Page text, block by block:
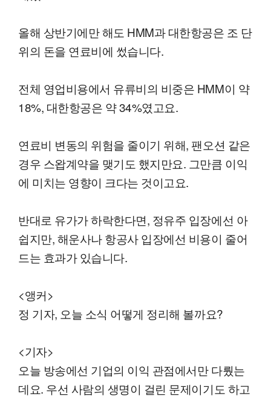
올해 상반기에만 해도 HMM과 대한항공은 조 단
위의 돈을 연료비에 썼습니다.
전체 영업비용에서 유류비의 비중은 HMM이 약
18%, 대한항공은 약 34%였고요.
연료비 변동의 위험을 줄이기 위해, 팬오션 같은
경우 스왑계약을 맺기도 했지만요. 그만큼 이익
에 미치는 영향이 크다는 것이고요.
반대로 유가가 하락한다면, 정유주 입장에선 아
쉽지만, 해운사나 항공사 입장에선 비용이 줄어
드는 효과가 있습니다.
<앵커>
정 기자, 오늘 소식 어떻게 정리해 볼까요?
<기자>
오늘 방송에선 기업의 이익 관점에서만 다뤘는
데요. 우선 사람의 생명이 걸린 문제이기도 하고